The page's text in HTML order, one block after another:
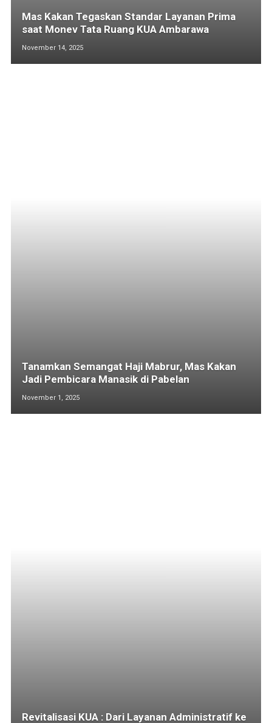
Mas Kakan Tegaskan Standar Layanan Prima
saat Monev Tata Ruang KUA Ambarawa
November 14, 2025
Tanamkan Semangat Haji Mabrur, Mas Kakan
Jadi Pembicara Manasik di Pabelan
November 1, 2025
Revitalisasi KUA : Dari Layanan Administratif ke